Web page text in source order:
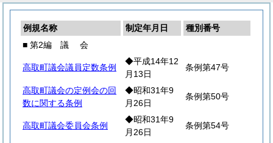
例規名称 制定年月日
種別番号
■ 第2編 議 会
高取町議会議員定数条例
◆平成14年12
月13日
条例第47号
高取町議会の定例会の回
数に関する条例
◆昭和31年9
月26日
条例第50号
高取町議会委員会条例
◆昭和31年9
月26日
条例第54号